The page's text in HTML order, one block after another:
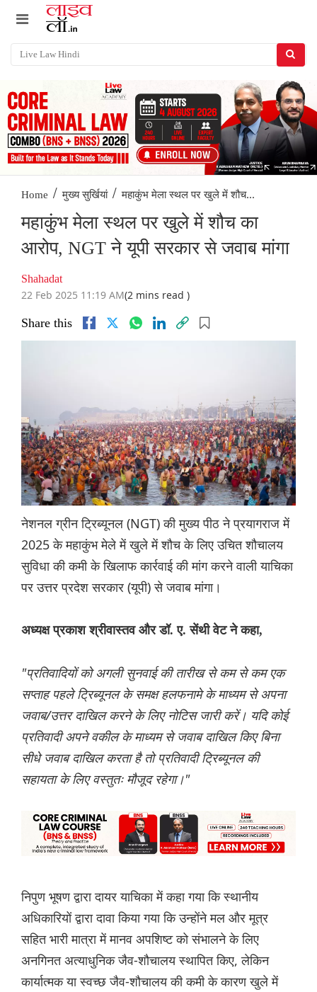
Home / मुख्य सुर्खियां / महाकुंभ मेला स्थल पर खुले में शौच...
महाकुंभ मेला स्थल पर खुले में शौच का
आरोप, NGT ने यूपी सरकार से जवाब मांगा
Shahadat
22 Feb 2025 11:19 AM(2 mins read )
Share this
नेशनल ग्रीन ट्रिब्यूनल (NGT) की मुख्य पीठ ने प्रयागराज में
2025 के महाकुंभ मेले में खुले में शौच के लिए उचित शौचालय
सुविधा की कमी के खिलाफ कार्रवाई की मांग करने वाली याचिका
पर उत्तर प्रदेश सरकार (यूपी) से जवाब मांगा।
अध्यक्ष प्रकाश श्रीवास्तव और डॉ. ए. सेंथी वेट ने कहा,
"प्रतिवादियों को अगली सुनवाई की तारीख से कम से कम एक
सप्ताह पहले ट्रिब्यूनल के समक्ष हलफनामे के माध्यम से अपना
जवाब/उत्तर दाखिल करने के लिए नोटिस जारी करें। यदि कोई
प्रतिवादी अपने वकील के माध्यम से जवाब दाखिल किए बिना
सीधे जवाब दाखिल करता है तो प्रतिवादी ट्रिब्यूनल की
सहायता के लिए वस्तुतः मौजूद रहेगा।"
निपुण भूषण द्वारा दायर याचिका में कहा गया कि स्थानीय
अधिकारियों द्वारा दावा किया गया कि उन्होंने मल और मूत्र
सहित भारी मात्रा में मानव अपशिष्ट को संभालने के लिए
अनगिनत अत्याधुनिक जैव-शौचालय स्थापित किए, लेकिन
कार्यात्मक या स्वच्छ जैव-शौचालय की कमी के कारण खुले में